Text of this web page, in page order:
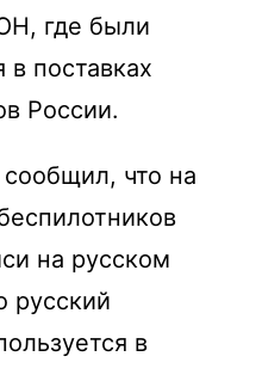
где были
поставках
России.
что на
на русском
русский
в